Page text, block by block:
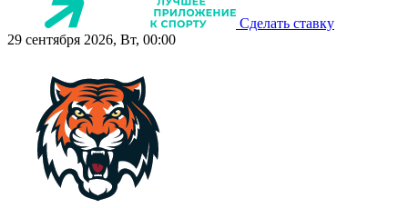
Сделать ставку
29 сентября 2026, Вт, 00:00